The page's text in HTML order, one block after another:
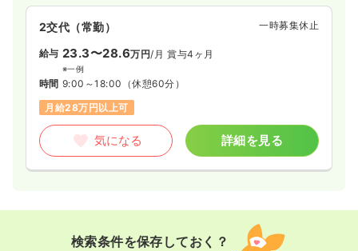
2交代（常勤） 一時募集休止
給与 23.3〜28.6万円/月 賞与4ヶ月
※一例
時間 9:00～18:00 （休憩60分）
月給28万円以上可
気になる 詳細を見る
検索条件を保存しておく？